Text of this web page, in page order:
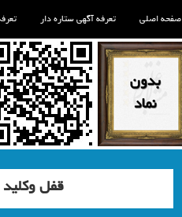
صفحه اصلی تعرفه آگهی ستاره دار
قفل